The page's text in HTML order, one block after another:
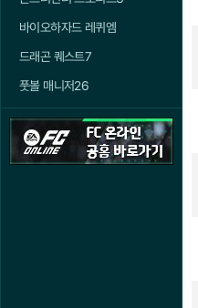
바이오하자드 레퀴엠
드래곤 퀘스트7
풋볼 매니저26